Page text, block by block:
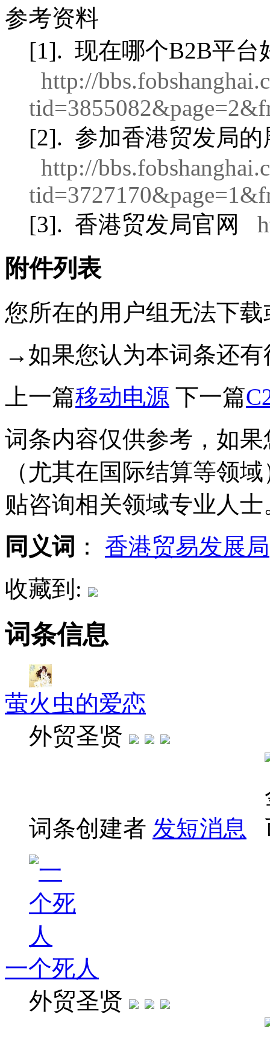
参考资料
[1]. 现在哪个B2B平台
http://
[2]. 参加香港贸发局
http://
[3]. 香港贸发局官网
附件列表
您所在的用户组无法下
→如果您认为本词条还
上一篇移动电源 下一篇
词条内容仅供参考，如
（尤其在国际结算等领
贴咨询相关领域专业人士
同义词 ： 香港贸易发展局
收藏到:
词条信息
萤火虫的爱恋
外贸圣贤
词条创建者 发短消息
一个死人
外贸圣贤